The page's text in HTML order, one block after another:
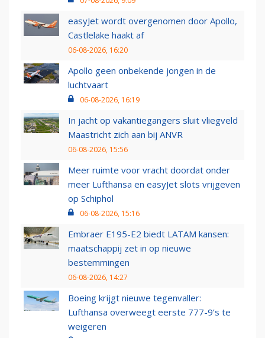
easyJet wordt overgenomen door Apollo,
Castlelake haakt af
06-08-2026, 16:20
Apollo geen onbekende jongen in de
luchtvaart
06-08-2026, 16:19
In jacht op vakantiegangers sluit vliegveld
Maastricht zich aan bij ANVR
06-08-2026, 15:56
Meer ruimte voor vracht doordat onder
meer Lufthansa en easyJet slots vrijgeven
op Schiphol
06-08-2026, 15:16
Embraer E195-E2 biedt LATAM kansen:
maatschappij zet in op nieuwe
bestemmingen
06-08-2026, 14:27
Boeing krijgt nieuwe tegenvaller:
Lufthansa overweegt eerste 777-9’s te
weigeren